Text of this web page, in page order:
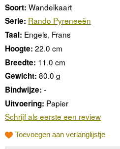
Soort: Wandelkaart
Serie: Rando Pyreneeën
Taal: Engels, Frans
Hoogte: 22.0 cm
Breedte: 11.0 cm
Gewicht: 80.0 g
Bindwijze: -
Uitvoering: Papier
Schrijf als eerste een review
Toevoegen aan verlanglijstje